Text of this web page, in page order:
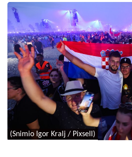
(Snimio Igor Kralj / Pixsell)